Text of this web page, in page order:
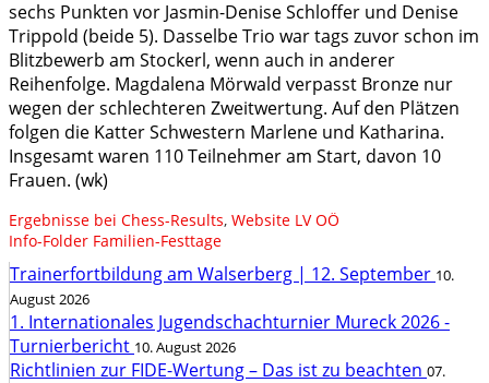
sechs Punkten vor Jasmin-Denise Schloffer und Denise
Trippold (beide 5). Dasselbe Trio war tags zuvor schon im
Blitzbewerb am Stockerl, wenn auch in anderer
Reihenfolge. Magdalena Mörwald verpasst Bronze nur
wegen der schlechteren Zweitwertung. Auf den Plätzen
folgen die Katter Schwestern Marlene und Katharina.
Insgesamt waren 110 Teilnehmer am Start, davon 10
Frauen. (wk)
Ergebnisse bei Chess-Results, Website LV OÖ
Info-Folder Familien-Festtage
Trainerfortbildung am Walserberg | 12. September 10.
August 2026
1. Internationales Jugendschachturnier Mureck 2026 -
Turnierbericht 10. August 2026
Richtlinien zur FIDE-Wertung – Das ist zu beachten 07.